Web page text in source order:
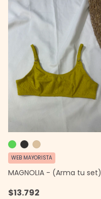
MAGNOLIA - (Arma tu set)
$13.792
WEB MAYORISTA